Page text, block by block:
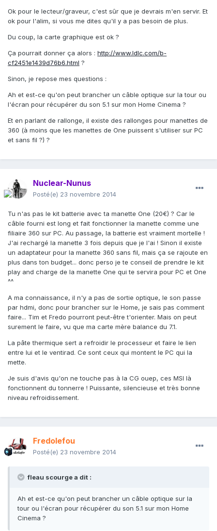
Ok pour le lecteur/graveur, c'est sûr que je devrais m'en servir. Et
ok pour l'alim, si vous me dites qu'il y a pas besoin de plus.
Du coup, la carte graphique est ok ?
Ça pourrait donner ça alors : http://www.ldlc.com/b-
cf2451e1439d76b6.html ?
Sinon, je repose mes questions :
Ah et est-ce qu'on peut brancher un câble optique sur la tour ou
l'écran pour récupérer du son 5.1 sur mon Home Cinema ?
Et en parlant de rallonge, il existe des rallonges pour manettes de
360 (à moins que les manettes de One puissent s'utiliser sur PC
et sans fil ?) ?
Nuclear-Nunus
Posté(e) 23 novembre 2014
Tu n'as pas le kit batterie avec ta manette One (20€) ? Car le
câble fourni est long et fait fonctionner la manette comme une
filiaire 360 sur PC. Au passage, la batterie est vraiment mortelle !
J'ai rechargé la manette 3 fois depuis que je l'ai ! Sinon il existe
un adaptateur pour la manette 360 sans fil, mais ça se rajoute en
plus dans ton budget... donc perso je te conseil de prendre le kit
play and charge de la manette One qui te servira pour PC et One
^^
A ma connaissance, il n'y a pas de sortie optique, le son passe
par hdmi, donc pour brancher sur le Home, je sais pas comment
faire... Tim et Fredo pourront peut-être t'orienter. Mais on peut
surement le faire, vu que ma carte mère balance du 7.1.
La pâte thermique sert a refroidir le processeur et faire le lien
entre lui et le ventirad. Ce sont ceux qui montent le PC qui la
mette.
Je suis d'avis qu'on ne touche pas à la CG ouep, ces MSI là
fonctionnent du tonnerre ! Puissante, silencieuse et très bonne
niveau refroidissement.
Fredolefou
Posté(e) 23 novembre 2014
fleau scourge a dit :
Ah et est-ce qu'on peut brancher un câble optique sur la
tour ou l'écran pour récupérer du son 5.1 sur mon Home
Cinema ?